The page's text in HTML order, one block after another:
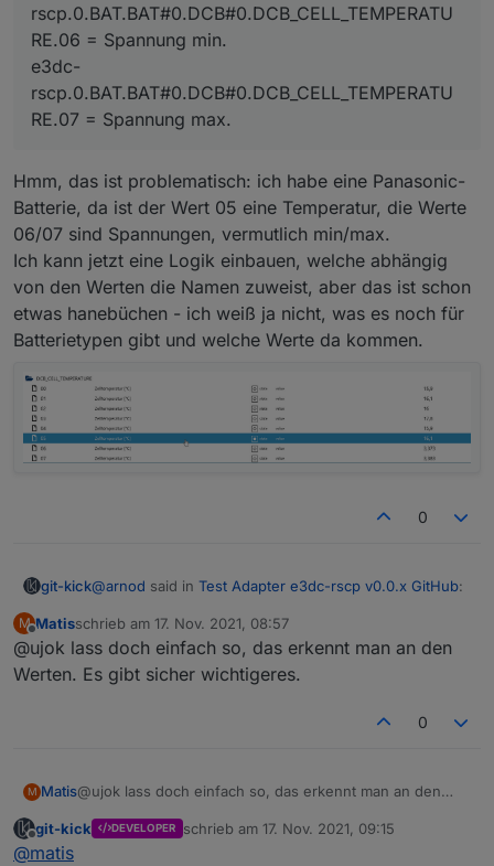
= Spannung min.
e3dc-
rscp.0.BAT.BAT#0.DCB#0.DCB_CELL_TEMPERATU
RE.06 = Spannung min.
e3dc-
rscp.0.BAT.BAT#0.DCB#0.DCB_CELL_TEMPERATU
RE.07 = Spannung max.
Hmm, das ist problematisch: ich habe eine Panasonic-
Batterie, da ist der Wert 05 eine Temperatur, die Werte
06/07 sind Spannungen, vermutlich min/max.
Ich kann jetzt eine Logik einbauen, welche abhängig
von den Werten die Namen zuweist, aber das ist schon
etwas hanebüchen - ich weiß ja nicht, was es noch für
Batterietypen gibt und welche Werte da kommen.
0
git-kick@arnod said in Test Adapter e3dc-rscp v0.0.x GitHub:
@ujok kannst du das eventuell von der
Beschriftung anpassen.
e3dc-
URE.06 = Spannung min.
rscp.0.BAT.BAT#0.DCB#0.DCB_CELL_TEMPERAT
Hmm, das ist problematisch: ich habe eine Panasonic-
06/07 sind Spannungen, vermutlich min/max.
schon etwas hanebüchen - ich weiß ja nicht, was es
kommen.
M
Offline
Matisschrieb am 17. Nov. 2021, 08:57
zuletzt editiert von
@ujok lass doch einfach so, das erkennt man an den
Werten. Es gibt sicher wichtigeres.
0
M Matis@ujok lass doch einfach so, das erkennt man an den
Offline
git-kick DEVELOPER schrieb am 17. Nov. 2021, 09:15
zuletzt editiert von
@matis